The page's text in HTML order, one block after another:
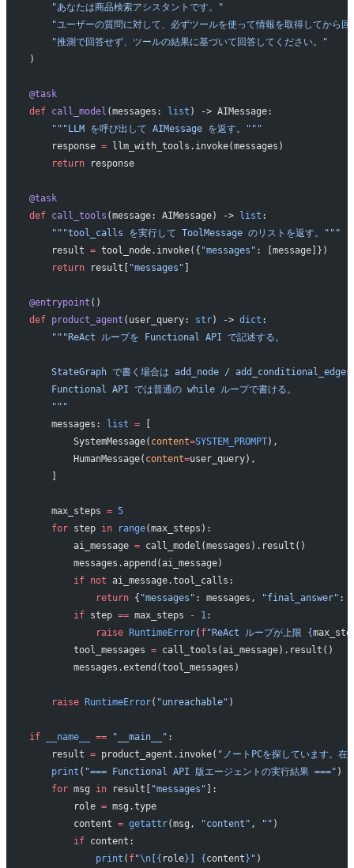
    "あなたは商品検索アシスタントです。"
"ユーザーの質問に対して、必ずツールを使って情報を取得してから回
    "推測で回答せず、ツールの結果に基づいて回答してください。"
)
@task
def call_model (messages: list ) -> AIMessage:
    """LLM を呼び出して AIMessage を返す。"""
    response
= llm_with_tools.invoke(messages)
    return
response
@task
def call_tools (message: AIMessage) -> list :
    """tool_calls を実行して ToolMessage のリストを返す。"""
    result
= tool_node.invoke({ "messages" : [message]})
    return
result[ "messages" ]
@entrypoint ()
def product_agent (user_query: str) -> dict :
    """ReAct ループを Functional API で記述する。
StateGraph で書く場合は add_node / add_conditional_edges
    Functional API では普通の while ループで書ける。
    """
    messages:
list = [
        SystemMessage(
content=SYSTEM_PROMPT),
        HumanMessage(
content=user_query),
    ]
    max_steps
= 5
    for
step in range(max_steps):
        ai_message
= call_model(messages).result()
        messages.append(ai_message)
        if
not ai_message.tool_calls:
            return
{ "messages" : messages, "final_answer" :
        if
step == max_steps - 1 :
            raise
RuntimeError( f"ReAct ループが上限 {
        tool_messages
= call_tools(ai_message).result()
        messages.extend(tool_messages)
    raise
RuntimeError( "unreachable" )
if __name__ == "__main__" :
    result
= product_agent.invoke( "ノートPCを探しています。在
    print
( "=== Functional API 版エージェントの実行結果 ===" )
    for
msg in result[ "messages" ]:
        role
= msg.type
        content
= getattr(msg, "content" , "" )
        if
content:
            print
( f"\n[{ role} ] {content} " )